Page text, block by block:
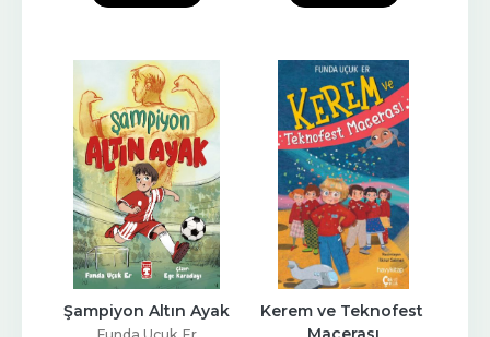
Şampiyon Altın Ayak
Kerem ve Teknofest